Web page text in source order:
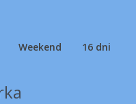
Weekend 16 dni